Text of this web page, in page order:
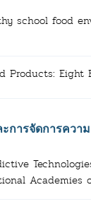
school food
Products:
การจัดการควา
Academies